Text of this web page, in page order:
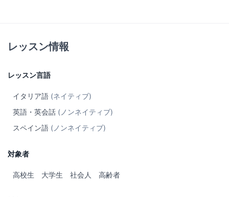
レッスン情報
レッスン言語
イタリア語 (ネイティブ)
英語・英会話 (ノンネイティブ)
スペイン語 (ノンネイティブ)
対象者
高校生 大学生 社会人 高齢者